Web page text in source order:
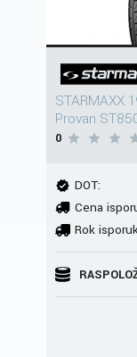
STARMAXX
Provan
0
DOT:
Cena
Rok